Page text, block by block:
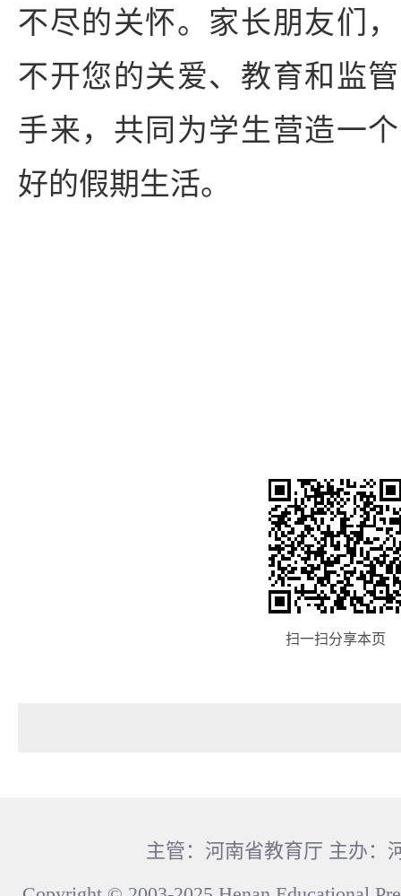
不尽的关怀。家长朋友们
不开您的关爱、教育和监
手来，共同为学生营造一
好的假期生活。
扫一扫分享本页
主管：河南省教育厅 主办：